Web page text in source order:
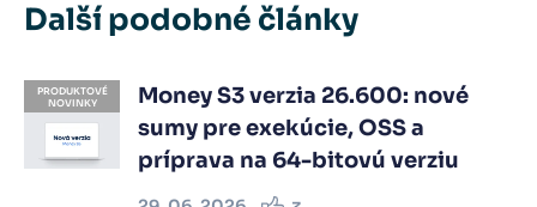
Další podobné články
PRODUKTOVÉ
NOVINKY
Money S3 verzia 26.600: nové
sumy pre exekúcie, OSS a
príprava na 64-bitovú verziu